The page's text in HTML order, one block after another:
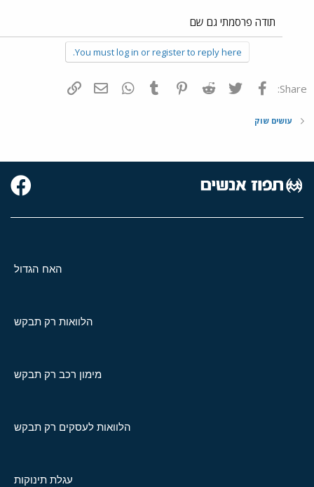
תודה פרסמתי גם שם
You must log in or register to reply here.
Share: פייסבוק Twitter
Reddit
Pinterest
Tumblr
WhatsAppדואר אלקטרוני
עושים שוק
האח הגדול
הלוואות רק תבקש
מימון רכב רק תבקש
הלוואות לעסקים רק תבקש
עגלת תינוקות